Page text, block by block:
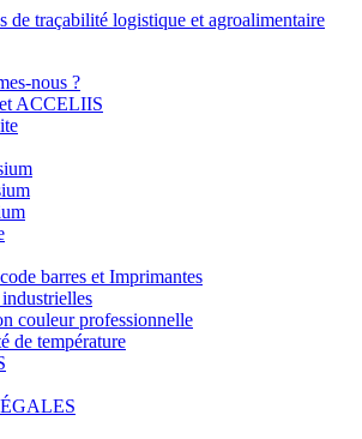
de traçabilité logistique et agroalimentaire
nous ?
ACCELIIS
barres et Imprimantes
couleur professionnelle
de température